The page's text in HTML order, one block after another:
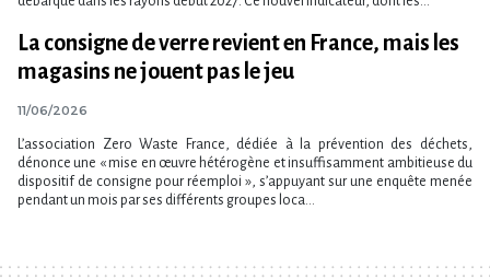
La consigne de verre revient en France, mais les
magasins ne jouent pas le jeu
11/06/2026
L’association Zero Waste France, dédiée à la prévention des déchets,
dénonce une « mise en œuvre hétérogène et insuffisamment ambitieuse du
dispositif de consigne pour réemploi », s’appuyant sur une enquête menée
pendant un mois par ses différents groupes loca...